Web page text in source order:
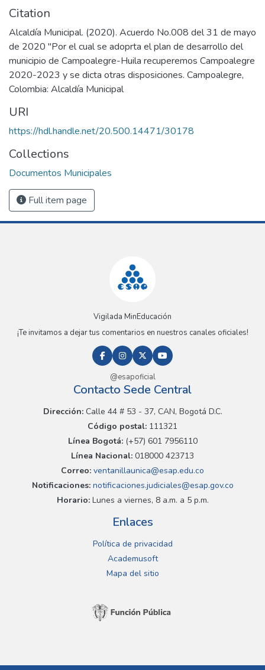
Citation
Alcaldía Municipal. (2020). Acuerdo No.008 del 31 de mayo
de 2020 "Por el cual se adoprta el plan de desarrollo del
municipio de Campoalegre-Huila recuperemos Campoalegre
2020-2023 y se dicta otras disposiciones. Campoalegre,
Colombia: Alcaldía Municipal
URI
https://hdl.handle.net/20.500.14471/30178
Collections
Documentos Municipales
Full item page
Vigilada MinEducación
¡Te invitamos a dejar tus comentarios en nuestros canales oficiales!
@esapoficial
Contacto Sede Central
Dirección:Calle 44 # 53 - 37, CAN, Bogotá D.C.
Código postal: 111321
Línea Bogotá:(+57) 601 7956110
Línea Nacional: 018000 423713
Correo: ventanillaunica@esap.edu.co
Notificaciones:notificaciones.judiciales@esap.gov.co
Horario:Lunes a viernes, 8 a.m. a 5 p.m.
Enlaces
Política de privacidad
Academusoft
Mapa del sitio